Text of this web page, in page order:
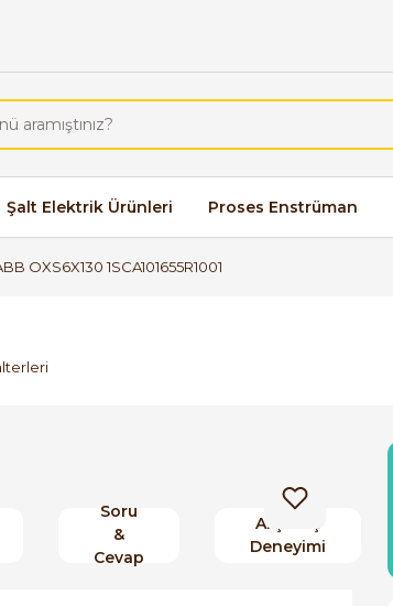
Şalt Elektrik Ürünleri Proses Enstrüman
OXS6X130 1SCA101655R1001
Soru
&
Cevap
Alışveriş
Deneyimi